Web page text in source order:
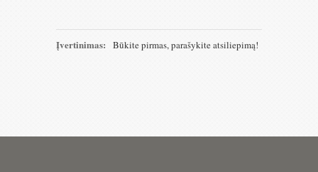
Įvertinimas: Būkite pirmas, parašykite atsiliepimą!